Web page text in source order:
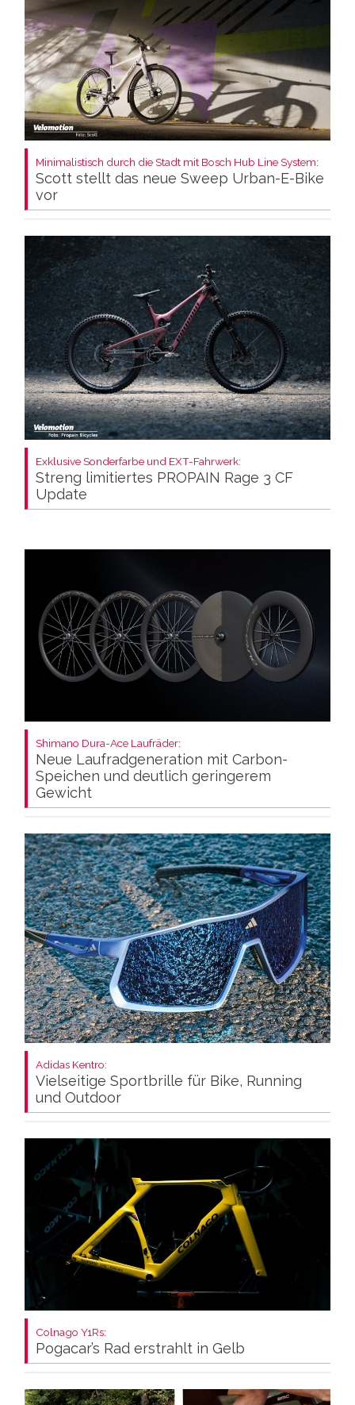
Minimalistisch durch die Stadt mit Bosch Hub Line System:
Scott stellt das neue Sweep Urban-E-Bike
vor
Exklusive Sonderfarbe und EXT-Fahrwerk:
Streng limitiertes PROPAIN Rage 3 CF
Update
Shimano Dura-Ace Laufräder:
Neue Laufradgeneration mit Carbon-
Speichen und deutlich geringerem
Gewicht
Adidas Kentro:
Vielseitige Sportbrille für Bike, Running
und Outdoor
Colnago Y1Rs:
Pogacar’s Rad erstrahlt in Gelb